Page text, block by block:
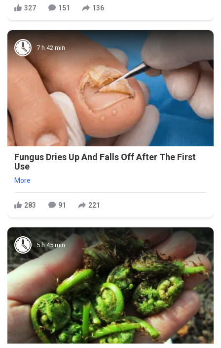
327 151 136
7 h 42 min
Fungus Dries Up And Falls Off After The First
Use
More
283 91 221
5 h 45 min